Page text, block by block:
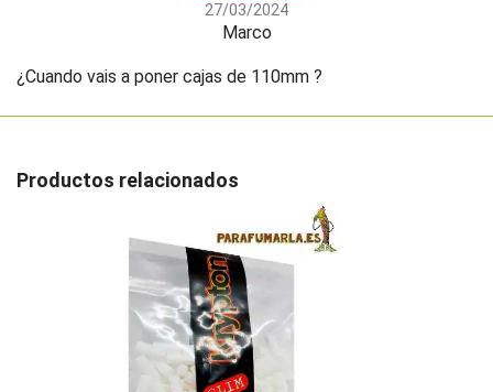
27/03/2024
Marco
¿Cuando vais a poner cajas de 110mm ?
Productos relacionados